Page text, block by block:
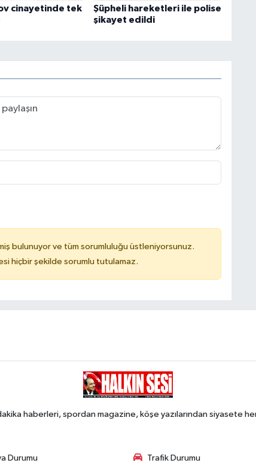
cinayetinde tek
Şüpheli hareketleri ile polise
şikayet edildi
bulunuyor ve tüm sorumluluğu üstleniyorsunuz.
hiçbir şekilde sorumlu tutulamaz.
haberleri, spordan magazine, köşe yazılarından siyasete
Durumu Trafik Durumu